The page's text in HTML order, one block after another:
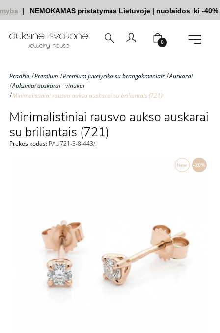
| NEMOKAMAS pristatymas Lietuvoje| nuolaidos iki -40%|
0
Pradžia Premium Premium juvelyrika su brangakmeniais
Auskarai
Auksiniai auskarai - vinukai
Minimalistiniai rausvo aukso auskarai su briliantais (721)
Minimalistiniai rausvo aukso auskarai
su briliantais (721)
Prekės kodas: PAU721-3-8-443/l
-20%
New